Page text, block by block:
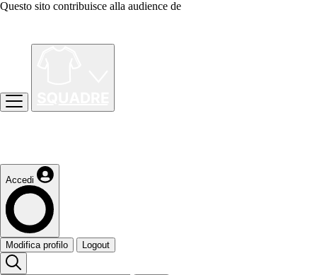
Questo sito contribuisce alla audience de
Accedi
Modifica profilo Logout